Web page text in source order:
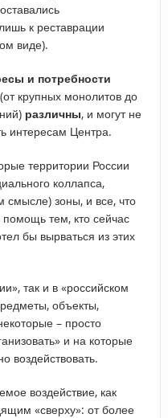
к реставрации
виде).
и потребности
(от крупных монолитов до
различны, и могут не
интересам Центра.
территории России
коллапса,
смысле) зоны, и все, что
помощь тем, кто сейчас
бы вырваться из этих
так и в «российском
объекты,
– просто
и на которые
воздействовать.
воздействие, как
«сверху»: от более